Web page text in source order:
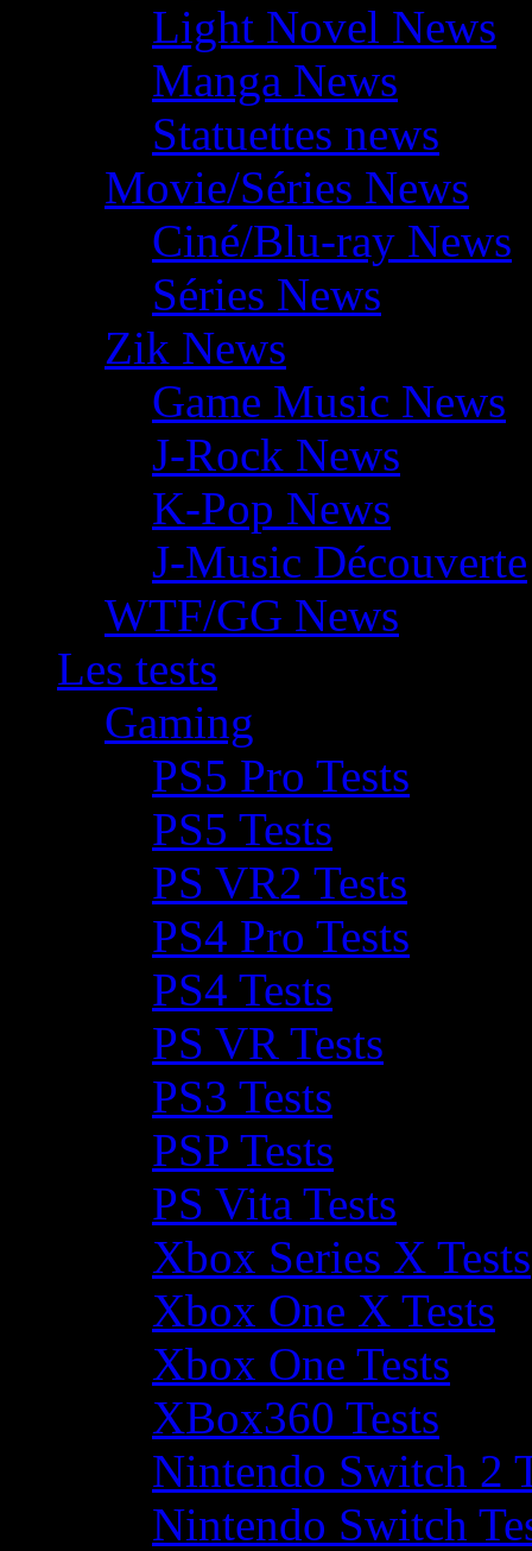
Light Novel News
Manga News
Statuettes news
Movie/Séries News
Ciné/Blu-ray News
Séries News
Zik News
Game Music News
J-Rock News
K-Pop News
J-Music Découverte
WTF/GG News
Les tests
Gaming
PS5 Pro Tests
PS5 Tests
PS VR2 Tests
PS4 Pro Tests
PS4 Tests
PS VR Tests
PS3 Tests
PSP Tests
PS Vita Tests
Xbox Series X Tests
Xbox One X Tests
Xbox One Tests
XBox360 Tests
Nintendo Switch 2
Nintendo Switch